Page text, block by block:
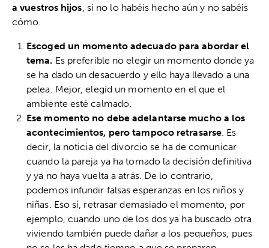
a vuestros hijos, si no lo habéis hecho aún y no sabéis
cómo.
Escoged un momento adecuado para abordar el
tema. Es preferible no elegir un momento donde ya
se ha dado un desacuerdo y ello haya llevado a una
pelea. Mejor, elegid un momento en el que el
ambiente esté calmado.
Ese momento no debe adelantarse mucho a los
acontecimientos, pero tampoco retrasarse. Es
decir, la noticia del divorcio se ha de comunicar
cuando la pareja ya ha tomado la decisión definitiva
y ya no haya vuelta a atrás. De lo contrario,
podemos infundir falsas esperanzas en los niños y
niñas. Eso sí, retrasar demasiado el momento, por
ejemplo, cuando uno de los dos ya ha buscado otra
viviendo también puede dañar a los pequeños, pues